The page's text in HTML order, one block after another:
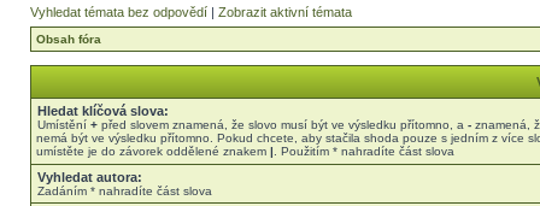
Vyhledat témata bez odpovědí | Zobrazit aktivní témata
Obsah fóra
Hledat klíčová slova:
Umístění + před slovem znamená, že slovo musí být ve výsledku přítomno, a - znamená,
nemá být ve výsledku přítomno. Pokud chcete, aby stačila shoda pouze s jedním z více
umístěte je do závorek oddělené znakem | . Použitím * nahradíte část slova
Vyhledat autora:
Zadáním * nahradíte část slova